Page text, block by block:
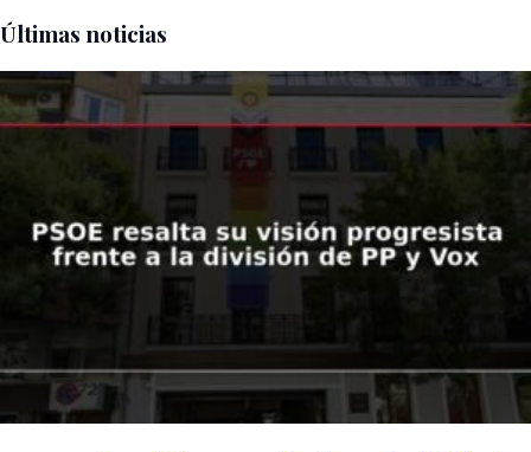
Últimas noticias